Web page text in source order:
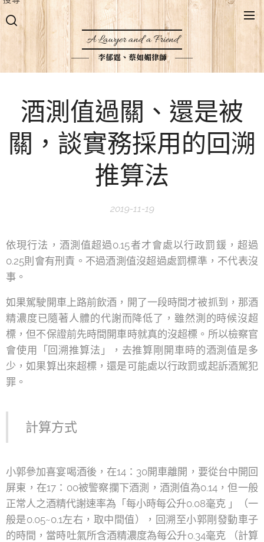
A Lawyer and a Friend
李郁霆、蔡如媚律師
酒測值過關、還是被
關，談實務採用的回溯
推算法
2019-11-19
依現行法，酒測值超過0.15者才會處以行政罰鍰，超過
0.25則會有刑責。不過酒測值沒超過處罰標準，不代表沒
事。
如果駕駛開車上路前飲酒，開了一段時間才被抓到，那酒
精濃度已隨著人體的代謝而降低了，雖然測的時候沒超
標，但不保證前先時間開車時就真的沒超標。所以檢察官
會使用「回溯推算法」，去推算剛開車時的酒測值是多
少，如果算出來超標，還是可能處以行政罰或起訴酒駕犯
罪。
計算方式
小郭參加喜宴喝酒後，在14：30開車離開，要從台中開回
屏東，在17：00被警察攔下酒測，酒測值為0.14，但一般
正常人之酒精代謝速率為「每小時每公升0.08毫克 」（一
般是0.05~0.1左右，取中間值），回溯至小郭剛發動車子
的時間，當時吐氣所含酒精濃度為每公升0.34毫克 （計算